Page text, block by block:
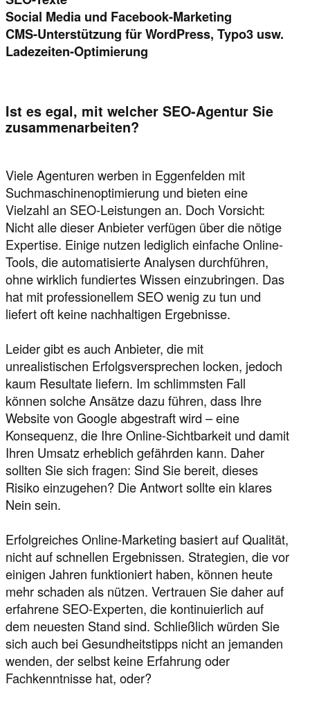
Social Media und Facebook-Marketing
CMS-Unterstützung für WordPress, Typo3 usw.
Ladezeiten-Optimierung
Ist es egal, mit welcher SEO-Agentur Sie
zusammenarbeiten?
Viele Agenturen werben in Eggenfelden mit
Suchmaschinenoptimierung und bieten eine
Vielzahl an SEO-Leistungen an. Doch Vorsicht:
Nicht alle dieser Anbieter verfügen über die nötige
Expertise. Einige nutzen lediglich einfache Online-
Tools, die automatisierte Analysen durchführen,
ohne wirklich fundiertes Wissen einzubringen. Das
hat mit professionellem SEO wenig zu tun und
liefert oft keine nachhaltigen Ergebnisse.
Leider gibt es auch Anbieter, die mit
unrealistischen Erfolgsversprechen locken, jedoch
kaum Resultate liefern. Im schlimmsten Fall
können solche Ansätze dazu führen, dass Ihre
Website von Google abgestraft wird – eine
Konsequenz, die Ihre Online-Sichtbarkeit und damit
Ihren Umsatz erheblich gefährden kann. Daher
sollten Sie sich fragen: Sind Sie bereit, dieses
Risiko einzugehen? Die Antwort sollte ein klares
Nein sein.
Erfolgreiches Online-Marketing basiert auf Qualität,
nicht auf schnellen Ergebnissen. Strategien, die vor
einigen Jahren funktioniert haben, können heute
mehr schaden als nützen. Vertrauen Sie daher auf
erfahrene SEO-Experten, die kontinuierlich auf
dem neuesten Stand sind. Schließlich würden Sie
sich auch bei Gesundheitstipps nicht an jemanden
wenden, der selbst keine Erfahrung oder
Fachkenntnisse hat, oder?